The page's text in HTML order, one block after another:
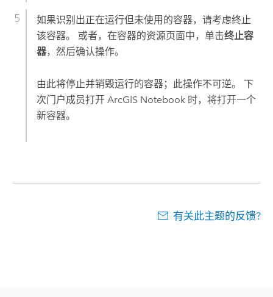
如果识别出正在运行但未使用的容器，请考虑终止
该容器。 或者，在容器的资源页面中，单击终止容
器，然后确认操作。
由此将停止并销毁运行的容器；此操作不可逆。 下
次门户成员打开 ArcGIS Notebook 时，将打开一个
新容器。
有关此主题的反馈?